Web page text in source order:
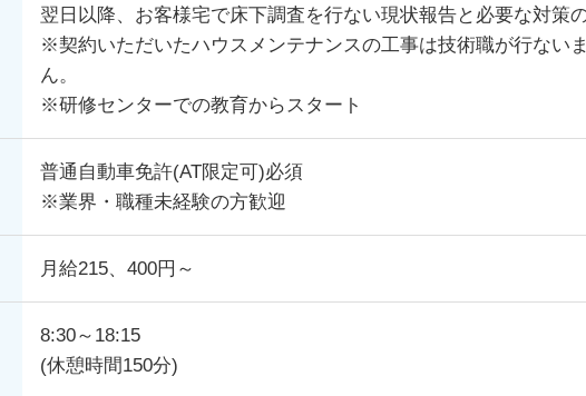
翌日以降、お客様宅で床下調査を行ない現状報告と必要な対策
※契約いただいたハウスメンテナンスの工事は技術職が行ない
ん。
※研修センターでの教育からスタート
普通自動車免許(AT限定可)必須
※業界・職種未経験の方歓迎
月給215、400円～
8:30～18:15
(休憩時間150分)